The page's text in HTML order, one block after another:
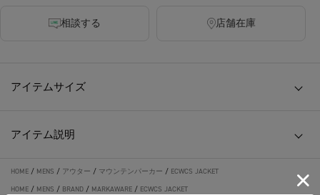
相談する 店舗在庫
アイテムサイズ
アイテム説明
HOME / MENS / アウター / マウンテンパーカー / ECWCS JACKET
HOME / MENS / BRAND / MARKAWARE / ECWCS JACKET